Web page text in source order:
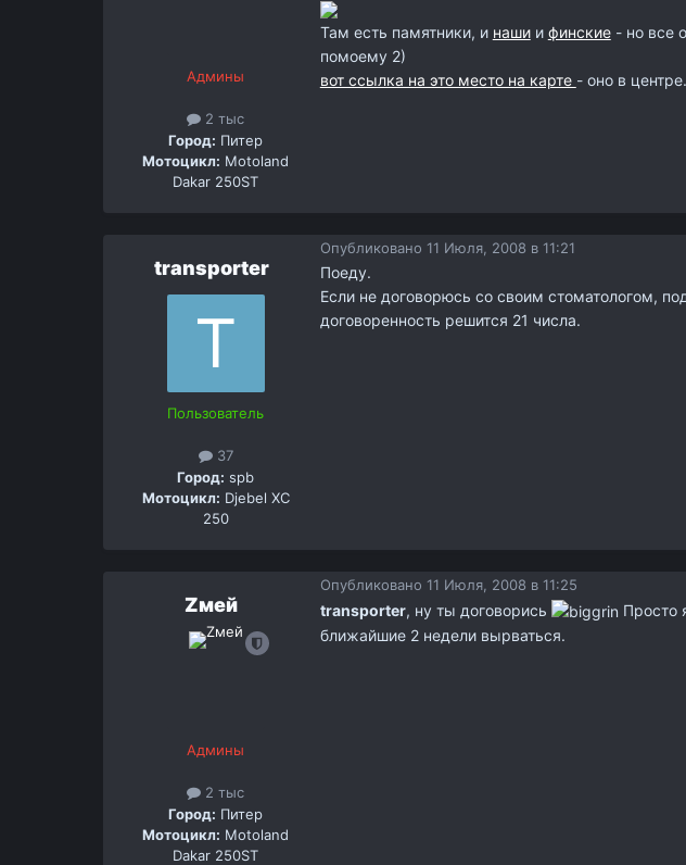
Админы
2 тыс
Город: Питер
Мотоцикл: Motoland
Dakar 250ST
Там есть памятники, и нашии финские- но все
помоему 2)
вот ссылка на это место на карте - оно в центре.
transporter
Пользователь
37
Город: spb
Мотоцикл: Djebel XC
250
Опубликовано 11 Июля, 2008 в 11:21
Поеду.
Если не договорюсь со своим стоматологом,
договоренность решится 21 числа.
Zмей
Админы
2 тыс
Город: Питер
Мотоцикл: Motoland
Dakar 250ST
Опубликовано 11 Июля, 2008 в 11:25
transporter, ну ты договорись
Просто
ближайшие 2 недели вырваться.